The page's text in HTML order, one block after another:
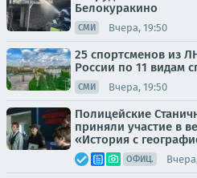
Белокуракино
СМИ Вчера, 19:50
25 спортсменов из
России по 11 видам
СМИ Вчера, 19:50
Полицейские
приняли участие в
«История с
ОФИЦ.